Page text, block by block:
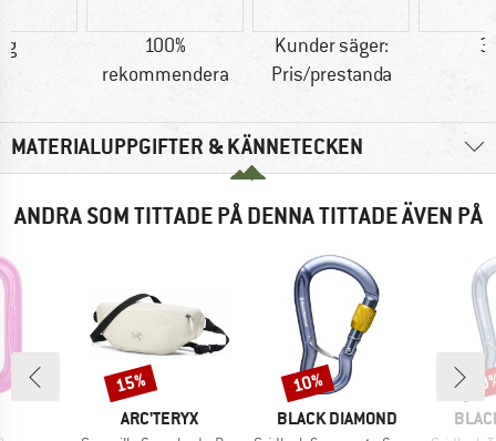
g
100%
rekommendera
Kunder säger:
Pris/prestanda
MATERIALUPPGIFTER & KÄNNETECKEN
ANDRA SOM TITTADE PÅ DENNA TITTADE ÄVEN PÅ
VARUMÄRKE
ARC'TERYX
Rabatt
15%
VARUMÄRKE
BLACK DIAMOND
Rabatt
10%